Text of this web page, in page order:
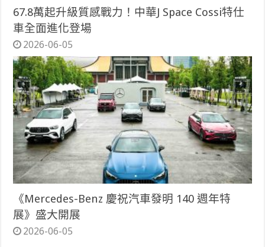
67.8萬起升級質感戰力！中華J Space Cossi特仕
車全面進化登場
2026-06-05
《Mercedes-Benz 慶祝汽車發明 140 週年特
展》盛大開展
2026-06-05